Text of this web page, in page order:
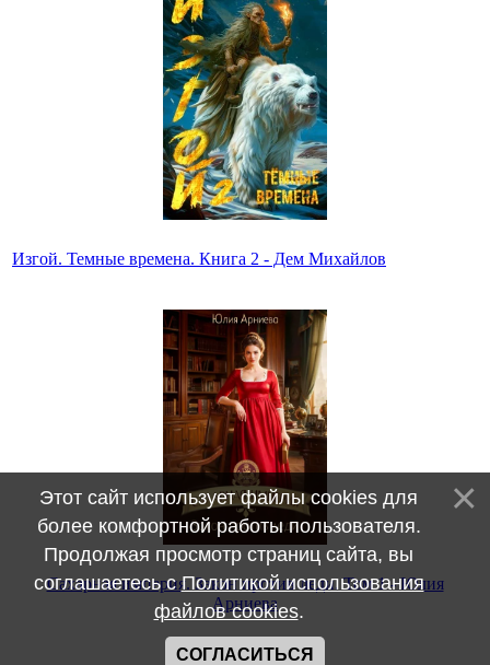
Изгой. Темные времена. Книга 2 - Дем Михайлов
Сахарная империя. Закон против леди. Том 1 - Юлия
Арниева
Этот сайт использует файлы cookies для
более комфортной работы пользователя.
Продолжая просмотр страниц сайта, вы
соглашаетесь сПолитикой использования
файлов cookies.
СОГЛАСИТЬСЯ